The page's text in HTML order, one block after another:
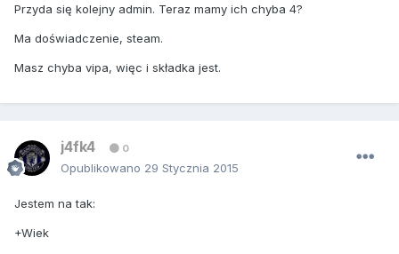
Przyda się kolejny admin. Teraz mamy ich chyba 4?
Ma doświadczenie, steam.
Masz chyba vipa, więc i składka jest.
j4fk4 0
Opublikowano 29 Stycznia 2015
Jestem na tak:
+Wiek